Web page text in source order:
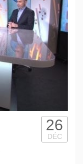
26
DÉC